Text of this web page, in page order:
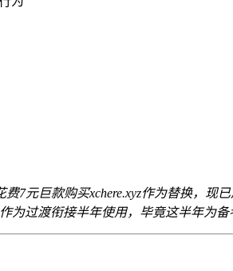
7元巨款购买xchere.xyz作为替换，
为过渡衔接半年使用，毕竟这半年为